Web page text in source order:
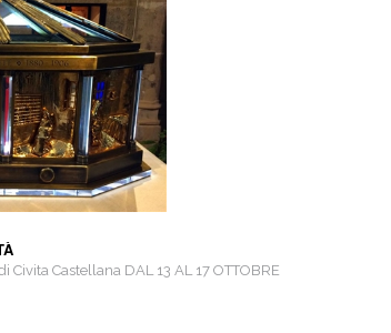
Castellana DAL 13 AL 17 OTTOBRE